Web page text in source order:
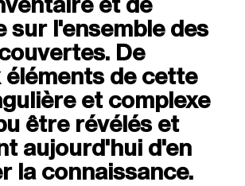
des neufs soleils". Pour les 4
des neufs soleils". Pour les
sur l'ensemble des
De
éléments de cette
et complexe
être révélés et
aujourd'hui d'en
la connaissance.